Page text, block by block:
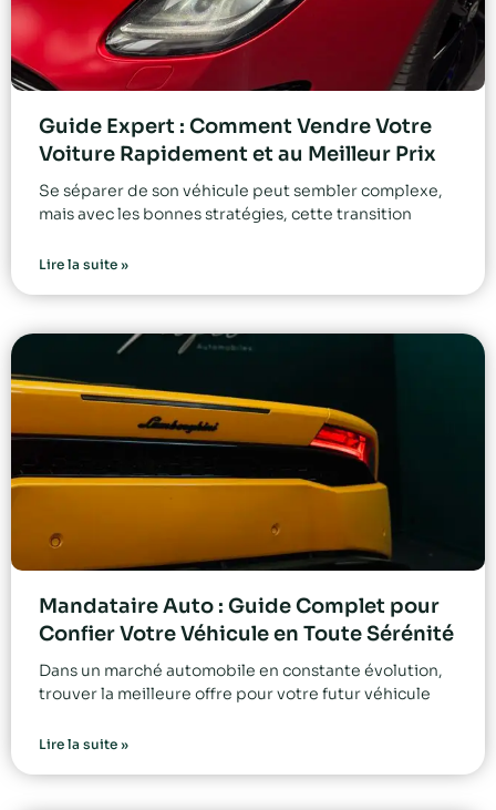
Guide Expert : Comment Vendre Votre
Voiture Rapidement et au Meilleur Prix
Se séparer de son véhicule peut sembler complexe,
mais avec les bonnes stratégies, cette transition
Lire la suite »
Mandataire Auto : Guide Complet pour
Confier Votre Véhicule en Toute Sérénité
Dans un marché automobile en constante évolution,
trouver la meilleure offre pour votre futur véhicule
Lire la suite »